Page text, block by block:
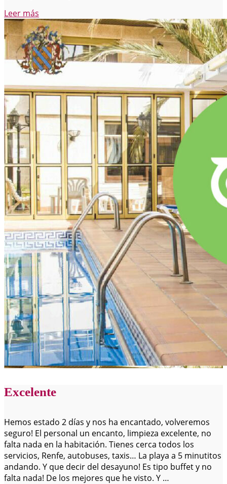
prova
«Buen
Hotel»
Leer más
Excelente
Hemos estado 2 días y nos ha encantado, volveremos
seguro! El personal un encanto, limpieza excelente, no
falta nada en la habitación. Tienes cerca todos los
servicios, Renfe, autobuses, taxis… La playa a 5 minutitos
andando. Y que decir del desayuno! Es tipo buffet y no
falta nada! De los mejores que he visto. Y …